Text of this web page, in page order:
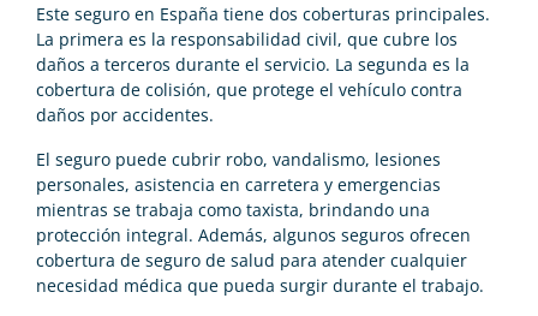
Este seguro en España tiene dos coberturas principales.
La primera es la responsabilidad civil, que cubre los
daños a terceros durante el servicio. La segunda es la
cobertura de colisión, que protege el vehículo contra
daños por accidentes.
El seguro puede cubrir robo, vandalismo, lesiones
personales, asistencia en carretera y emergencias
mientras se trabaja como taxista, brindando una
protección integral. Además, algunos seguros ofrecen
cobertura de seguro de salud para atender cualquier
necesidad médica que pueda surgir durante el trabajo.